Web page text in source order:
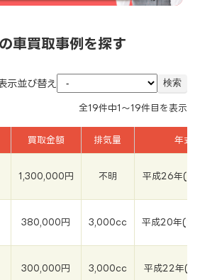
車買取事例を探す
示並び替え
全19件中1～19件目を表示
買取金額 排気量 年式
1,300,000円 不明 平成26年
380,000円 3,000cc 平成20年
300,000円 3,000cc 平成22年